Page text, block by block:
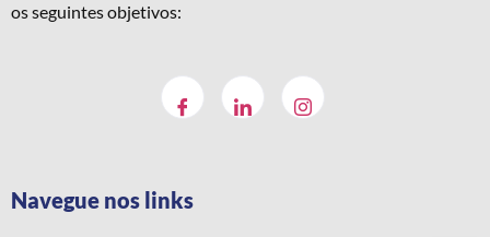
os seguintes objetivos:
Navegue nos links